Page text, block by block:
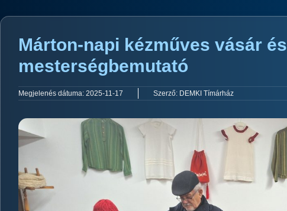
Márton-napi kézműves vásár és
mesterségbemutató
Megjelenés dátuma: 2025-11-17 Szerző: DEMKI Tímárház